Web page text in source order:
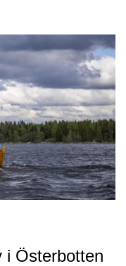
i Österbotten